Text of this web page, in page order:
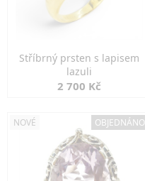
Stříbrný prsten s lapisem
lazuli
2 700 Kč
NOVÉ OBJEDNÁNO